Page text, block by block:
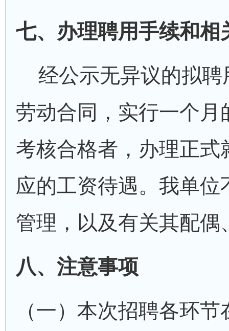
七、办理聘用手续和相
经公示无异议的拟聘
劳动合同，实行一个
考核合格者，办理正
应的工资待遇。我单
管理，以及有关其配
八、注意事项
（一）本次招聘各环